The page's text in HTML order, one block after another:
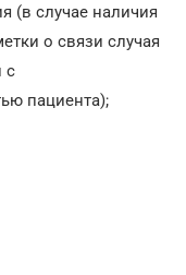
(в случае наличия
о связи случая
с
пациента);